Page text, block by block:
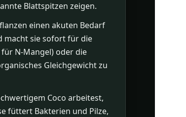
Blattspitzen zeigen.
einen akuten Bedarf
macht sie sofort für die
N-Mangel) oder die
Gleichgewicht zu
Coco arbeitest,
füttert Bakterien und Pilze,